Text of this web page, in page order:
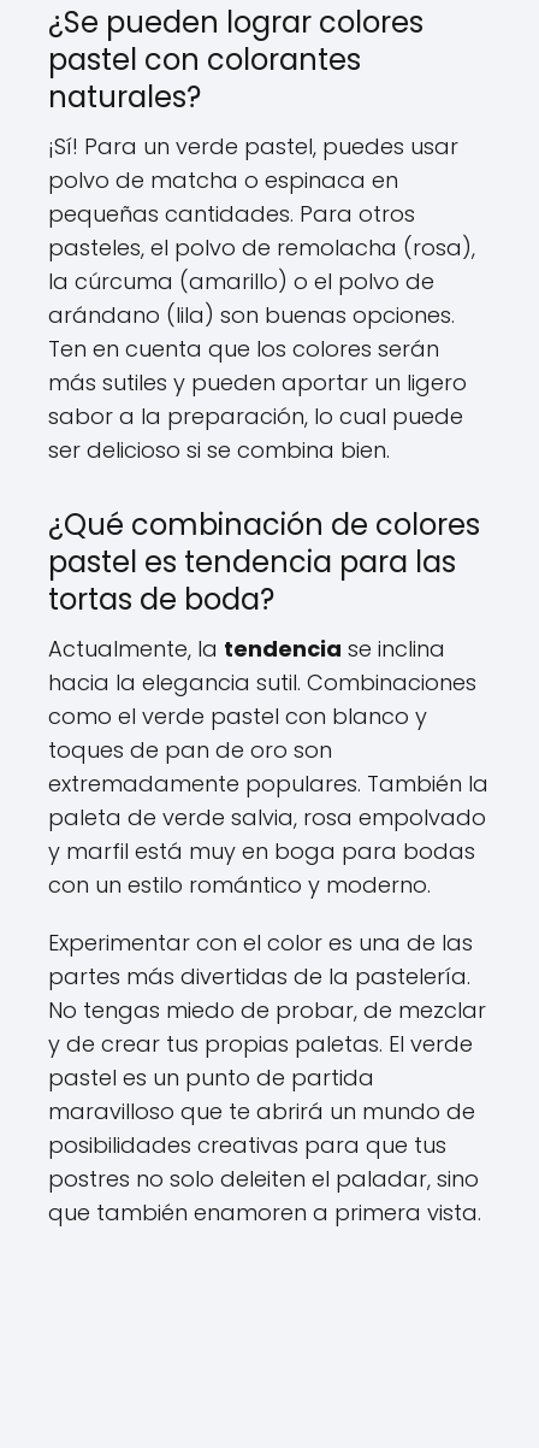
¿Se pueden lograr colores
pastel con colorantes
naturales?
¡Sí! Para un verde pastel, puedes usar
polvo de matcha o espinaca en
pequeñas cantidades. Para otros
pasteles, el polvo de remolacha (rosa),
la cúrcuma (amarillo) o el polvo de
arándano (lila) son buenas opciones.
Ten en cuenta que los colores serán
más sutiles y pueden aportar un ligero
sabor a la preparación, lo cual puede
ser delicioso si se combina bien.
¿Qué combinación de colores
pastel es tendencia para las
tortas de boda?
Actualmente, la tendencia se inclina
hacia la elegancia sutil. Combinaciones
como el verde pastel con blanco y
toques de pan de oro son
extremadamente populares. También la
paleta de verde salvia, rosa empolvado
y marfil está muy en boga para bodas
con un estilo romántico y moderno.
Experimentar con el color es una de las
partes más divertidas de la pastelería.
No tengas miedo de probar, de mezclar
y de crear tus propias paletas. El verde
pastel es un punto de partida
maravilloso que te abrirá un mundo de
posibilidades creativas para que tus
postres no solo deleiten el paladar, sino
que también enamoren a primera vista.